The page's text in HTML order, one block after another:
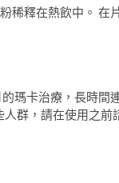
稀釋在熱飲中。 在片
瑪卡治療，長時間
人群，請在使用之前